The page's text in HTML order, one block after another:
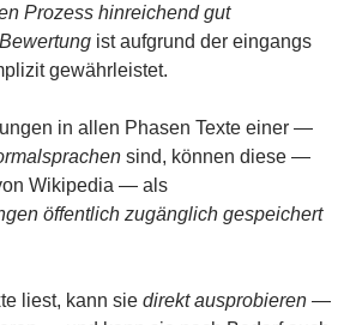
Prozess hinreichend gut
Bewertung ist aufgrund der eingangs
gewährleistet.
in allen Phasen Texte einer —
sind, können diese —
Wikipedia — als
öffentlich zugänglich gespeichert
liest, kann sie direkt ausprobieren —